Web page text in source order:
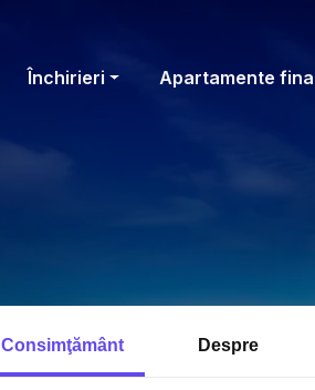
Închirieri Apartamente
Consimţământ Despre